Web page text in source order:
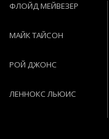
ФЛОЙД МЕЙВЕЗЕР
МАЙК ТАЙСОН
РОЙ ДЖОНС
ЛЕННОКС ЛЬЮИС